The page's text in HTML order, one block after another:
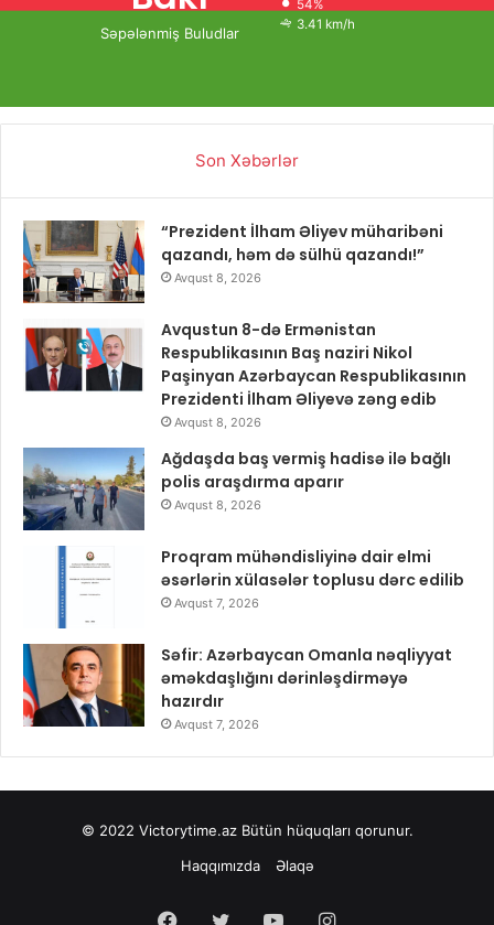
Səpələnmiş Buludlar
54%
3.41 km/h
Son Xəbərlər
“Prezident İlham Əliyev müharibəni
qazandı, həm də sülhü qazandı!”
Avqust 8, 2026
Avqustun 8-də Ermənistan
Respublikasının Baş naziri Nikol
Paşinyan Azərbaycan Respublikasının
Prezidenti İlham Əliyevə zəng edib
Avqust 8, 2026
Ağdaşda baş vermiş hadisə ilə bağlı
polis araşdırma aparır
Avqust 8, 2026
Proqram mühəndisliyinə dair elmi
əsərlərin xülasələr toplusu dərc edilib
Avqust 7, 2026
Səfir: Azərbaycan Omanla nəqliyyat
əməkdaşlığını dərinləşdirməyə
hazırdır
Avqust 7, 2026
© 2022 Victorytime.azBütün hüquqları qorunur.
Haqqımızda
Əlaqə
Facebook
Twitter YouTubeInstagram